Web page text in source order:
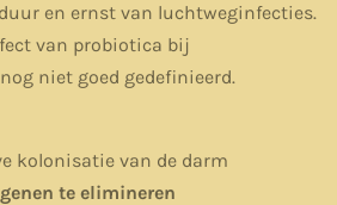
en ernst van luchtweginfecties.
van probiotica bij
niet goed gedefinieerd.
kolonisatie van de darm
te elimineren